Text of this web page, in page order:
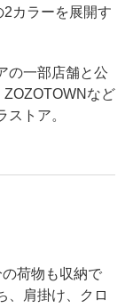
カラーを展開す
の一部店舗と公
など
トア。
荷物も収納で
、肩掛け、クロ